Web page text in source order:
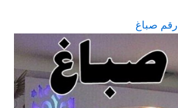
رقم صباغ